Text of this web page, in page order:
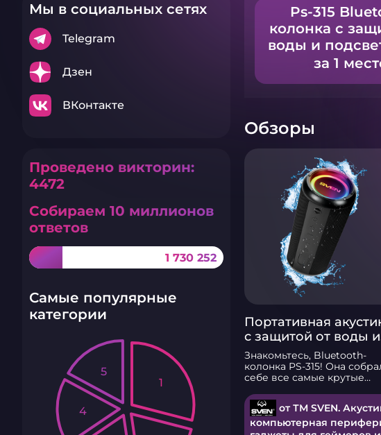
Мы в социальных сетях
Telegram
Дзен
ВКонтакте
Проведено викторин:
4472
Собираем 10 миллионов
ответов
1 730 252
Самые популярные
категории
1
4
5
Ps-315
колонка с
воды и
за 1
Обзоры
Портативная
с защитой от воды и
подсветкой SVEN PS-
315
Знакомьтесь, Bluetooth-
колонка PS-315! Она
себе все самые крутые
с глубокими басами до
эффектной разноцветной
подсветки. Эта
от ТМ SVEN.
компьютерная